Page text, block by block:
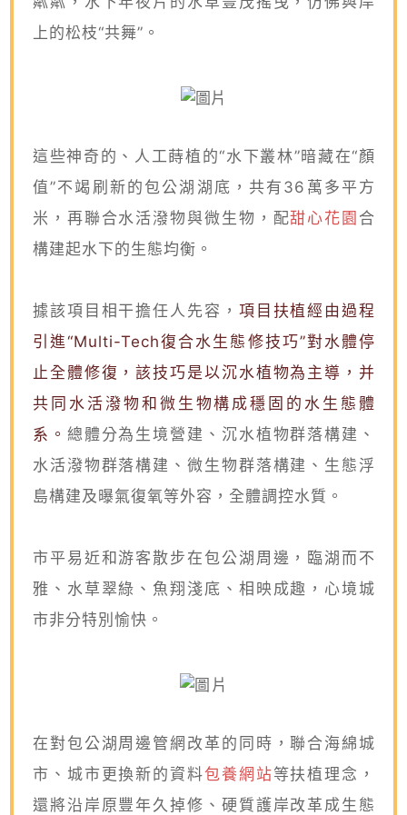
上的松枝“共舞”。
這些神奇的、人工蒔植的“水下叢林”暗藏在“顏
值”不竭刷新的包公湖湖底，共有36萬多平方
米，再聯合水活潑物與微生物，配甜心花園 合
構建起水下的生態均衡。
據該項目相干擔任人先容， 項目扶植經由過程
引進“Multi-Tech復合水生態修技巧”對水體停
止全體修復，該技巧是以沉水植物為主導，并
共同水活潑物和微生物構成穩固的水生態體
系。 總體分為生境營建、沉水植物群落構建、
水活潑物群落構建、微生物群落構建、生態浮
島構建及曝氣復氧等外容，全體調控水質。
市平易近和游客散步在包公湖周邊，臨湖而不
雅、水草翠綠、魚翔淺底、相映成趣，心境城
市非分特別愉快。
在對包公湖周邊管網改革的同時，聯合海綿城
市、城市更換新的資料包養網站等扶植理念，
還將沿岸原豐年久掉修、硬質護岸改革成生態